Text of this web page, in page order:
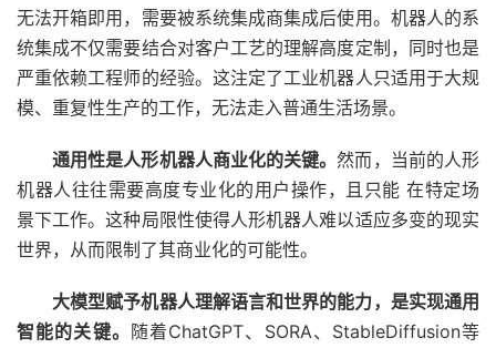
无法开箱即用，需要被系统集成商集成后使用。机器人的系
统集成不仅需要结合对客户工艺的理解高度定制，同时也是
严重依赖工程师的经验。这注定了工业机器人只适用于大规
模、重复性生产的工作，无法走入普通生活场景。
通用性是人形机器人商业化的关键。然而，当前的人形
机器人往往需要高度专业化的用户操作，且只能 在特定场
景下工作。这种局限性使得人形机器人难以适应多变的现实
世界，从而限制了其商业化的可能性。
大模型赋予机器人理解语言和世界的能力，是实现通用
智能的关键。 随着ChatGPT、SORA、StableDiffusion等